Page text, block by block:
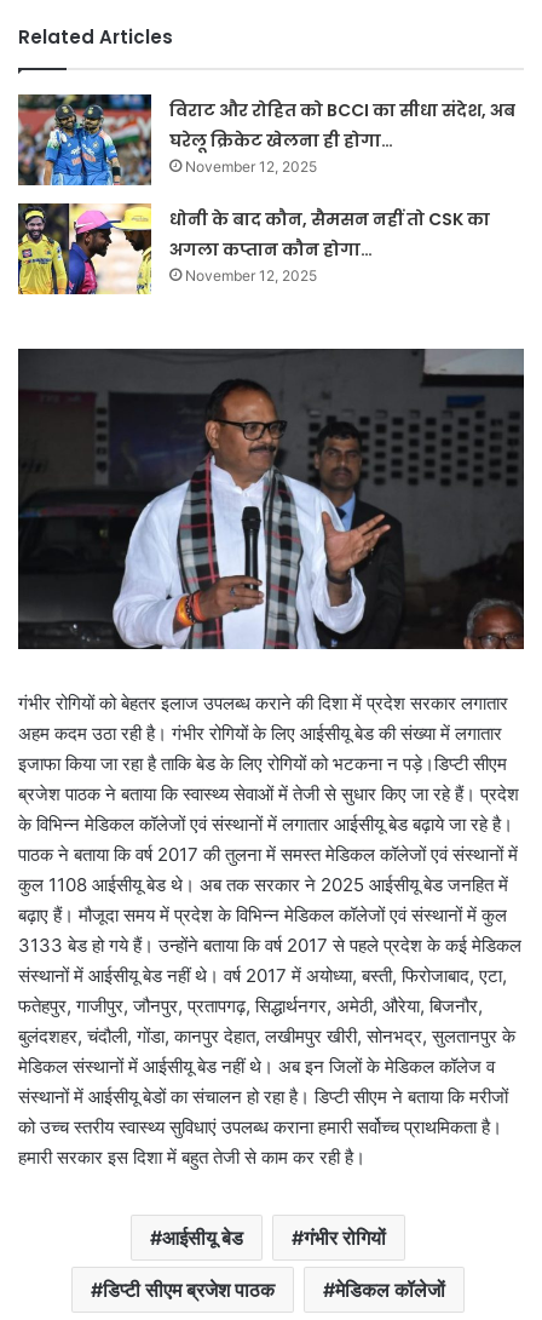
Related Articles
विराट और रोहित को BCCI का सीधा संदेश, अब
घरेलू क्रिकेट खेलना ही होगा…
November 12, 2025
धोनी के बाद कौन, सैमसन नहीं तो CSK का
अगला कप्तान कौन होगा…
November 12, 2025
गंभीर रोगियों को बेहतर इलाज उपलब्ध कराने की दिशा में प्रदेश सरकार लगातार
अहम कदम उठा रही है। गंभीर रोगियों के लिए आईसीयू बेड की संख्या में लगातार
इजाफा किया जा रहा है ताकि बेड के लिए रोगियों को भटकना न पड़े।डिप्टी सीएम
ब्रजेश पाठक ने बताया कि स्वास्थ्य सेवाओं में तेजी से सुधार किए जा रहे हैं। प्रदेश
के विभिन्न मेडिकल कॉलेजों एवं संस्थानों में लगातार आईसीयू बेड बढ़ाये जा रहे है।
पाठक ने बताया कि वर्ष 2017 की तुलना में समस्त मेडिकल कॉलेजों एवं संस्थानों में
कुल 1108 आईसीयू बेड थे। अब तक सरकार ने 2025 आईसीयू बेड जनहित में
बढ़ाए हैं। मौजूदा समय में प्रदेश के विभिन्न मेडिकल कॉलेजों एवं संस्थानों में कुल
3133 बेड हो गये हैं। उन्होंने बताया कि वर्ष 2017 से पहले प्रदेश के कई मेडिकल
संस्थानों में आईसीयू बेड नहीं थे। वर्ष 2017 में अयोध्या, बस्ती, फिरोजाबाद, एटा,
फतेहपुर, गाजीपुर, जौनपुर, प्रतापगढ़, सिद्धार्थनगर, अमेठी, औरेया, बिजनौर,
बुलंदशहर, चंदौली, गोंडा, कानपुर देहात, लखीमपुर खीरी, सोनभद्र, सुलतानपुर के
मेडिकल संस्थानों में आईसीयू बेड नहीं थे। अब इन जिलों के मेडिकल कॉलेज व
संस्थानों में आईसीयू बेडों का संचालन हो रहा है। डिप्टी सीएम ने बताया कि मरीजों
को उच्च स्तरीय स्वास्थ्य सुविधाएं उपलब्ध कराना हमारी सर्वोच्च प्राथमिकता है।
हमारी सरकार इस दिशा में बहुत तेजी से काम कर रही है।
आईसीयू बेड गंभीर रोगियों
डिप्टी सीएम ब्रजेश पाठक मेडिकल कॉलेजों